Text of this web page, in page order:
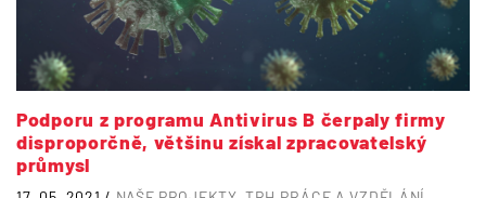
Podporu z programu Antivirus B čerpaly firmy
disproporčně, většinu získal zpracovatelský
průmysl